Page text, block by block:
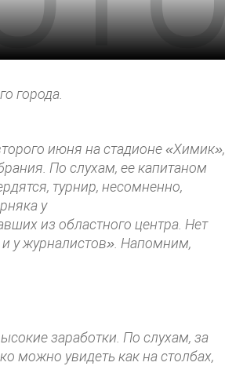
города.
июня на стадионе «Химик»,
По слухам, ее капитаном
турнир, несомненно,
у
из областного центра. Нет
у журналистов». Напомним,
заработки. По слухам, за
можно увидеть как на столбах,